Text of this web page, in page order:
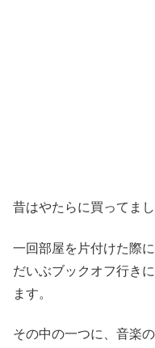
昔はやたらに買ってまし
一回部屋を片付けた際
だいぶブックオフ行き
ます。
その中の一つに、音楽